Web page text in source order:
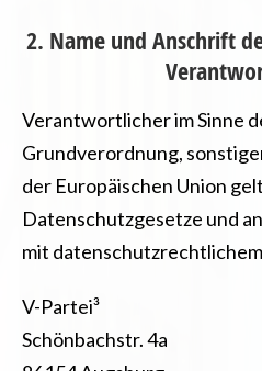
2. Name und Anschrift
Verantwortlicher im Sinne
Grundverordnung,
der Europäischen Union
Datenschutzgesetze und
mit
V-Partei³
Schönbachstr. 4a